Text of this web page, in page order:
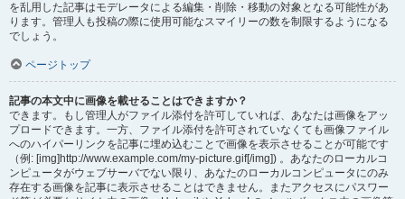
を乱用した記事はモデレータによる編集・削除・移動の対象となる可能性があ
ります。管理人も投稿の際に使用可能なスマイリーの数を制限するようになる
でしょう。
ページトップ
記事の本文中に画像を載せることはできますか？
できます。もし管理人がファイル添付を許可していれば、あなたは画像をアッ
プロードできます。一方、ファイル添付を許可されていなくても画像ファイル
へのハイパーリンクを記事に埋め込むことで画像を表示させることが可能です
（例: [img]http://www.example.com/my-picture.gif[/img]) 。あなたのローカルコ
ンピュータがウェブサーバでない限り、あなたのローカルコンピュータにのみ
存在する画像を記事に表示させることはできません。またアクセスにパスワー